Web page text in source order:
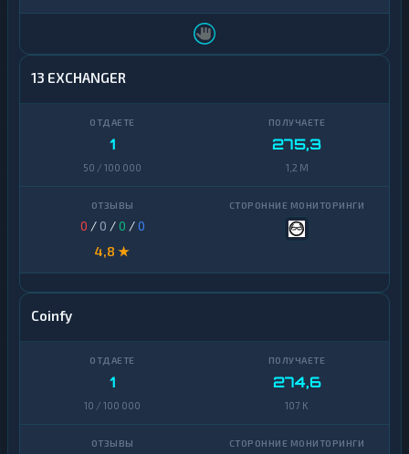
13 EXCHANGER
1
50 / 100 000
275,3
1,2 M
0 / 0 /0 /0
4,8 ★
Coinfy
1
10 / 100 000
274,6
107 K